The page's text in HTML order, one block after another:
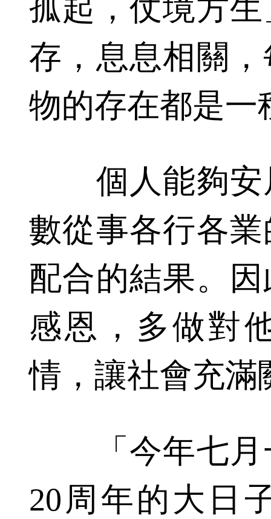
孤起，仗境方
存，息息相關
物的存在都是一
個人能夠安
數從事各行各
配合的結果。
感恩，多做對
情，讓社會充滿
「今年七月
20周年的大日